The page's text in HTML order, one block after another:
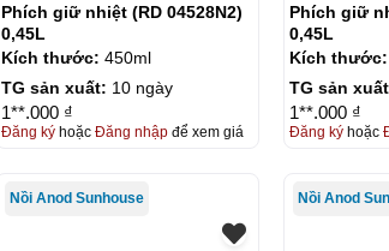
Phích giữ nhiệt (RD 04528N2)
0,45L
Kích thước: 450ml
TG sản xuất: 10 ngày
1**.000 ₫
Đăng kýhoặc Đăng nhậpđể xem giá
Phích giữ
0,45L
Kích thước:
TG sản
1**.000 ₫
Đăng kýhoặc
Nồi Anod Sunhouse Nồi Anod